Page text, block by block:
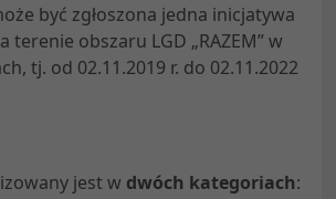
być zgłoszona jedna inicjatywa
terenie obszaru LGD „RAZEM” w
tj. od 02.11.2019 r. do 02.11.2022
jest w dwóch kategoriach: